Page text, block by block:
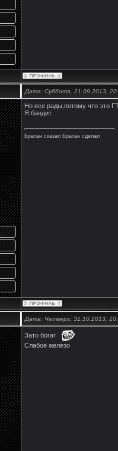
Дата: Суббота, 21.09.2013,
Но все рады,потому что это
Я бандит.
Братан сказал Братан сделал
Дата: Четверг, 31.10.2013,
Зато богат
Слабое железо